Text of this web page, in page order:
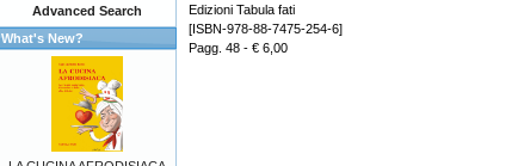
Edizioni Tabula fati
[ISBN-978-88-7475-254-6]
Pagg. 48 - € 6,00
Advanced Search
What's New?